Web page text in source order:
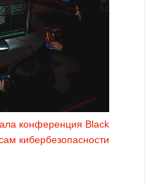
конференция Black
кибербезопасности